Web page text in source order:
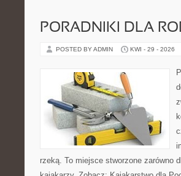
PORADNIKI DLA
POSTED BY ADMIN KWI - 29 - 2026
rzeką. To miejsce stworzone zarówno